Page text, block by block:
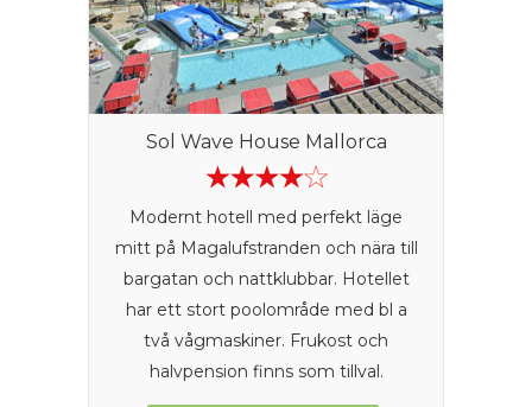
Sol Wave House Mallorca
Modernt hotell med perfekt läge
mitt på Magalufstranden och nära till
bargatan och nattklubbar. Hotellet
har ett stort poolområde med bl a
två vågmaskiner. Frukost och
halvpension finns som tillval.